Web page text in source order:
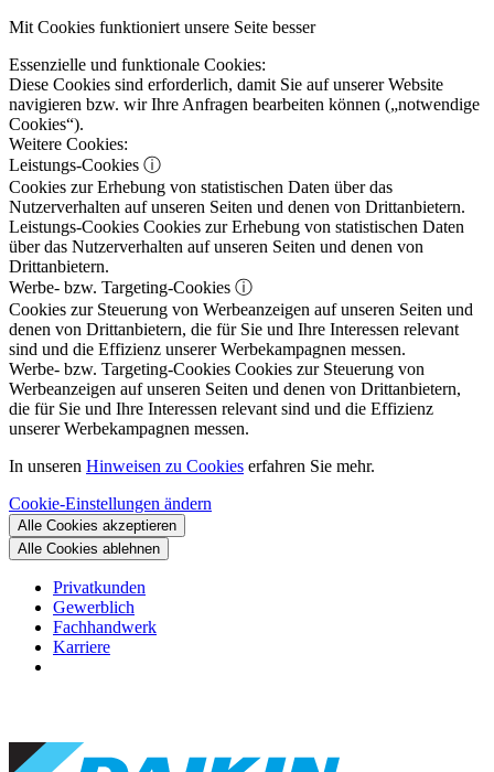
Mit Cookies funktioniert unsere Seite besser
Essenzielle und funktionale Cookies:
Diese Cookies sind erforderlich, damit Sie auf unserer Website
navigieren bzw. wir Ihre Anfragen bearbeiten können („notwendige
Cookies“).
Weitere Cookies:
Leistungs-Cookies ⓘ
Cookies zur Erhebung von statistischen Daten über das
Nutzerverhalten auf unseren Seiten und denen von Drittanbietern.
Leistungs-Cookies Cookies zur Erhebung von statistischen Daten
über das Nutzerverhalten auf unseren Seiten und denen von
Drittanbietern.
Werbe- bzw. Targeting-Cookies ⓘ
Cookies zur Steuerung von Werbeanzeigen auf unseren Seiten und
denen von Drittanbietern, die für Sie und Ihre Interessen relevant
sind und die Effizienz unserer Werbekampagnen messen.
Werbe- bzw. Targeting-Cookies Cookies zur Steuerung von
Werbeanzeigen auf unseren Seiten und denen von Drittanbietern,
die für Sie und Ihre Interessen relevant sind und die Effizienz
unserer Werbekampagnen messen.
In unseren Hinweisen zu Cookies erfahren Sie mehr.
Cookie-Einstellungen ändern
Alle Cookies akzeptieren
Alle Cookies ablehnen
Privatkunden
Gewerblich
Fachhandwerk
Karriere